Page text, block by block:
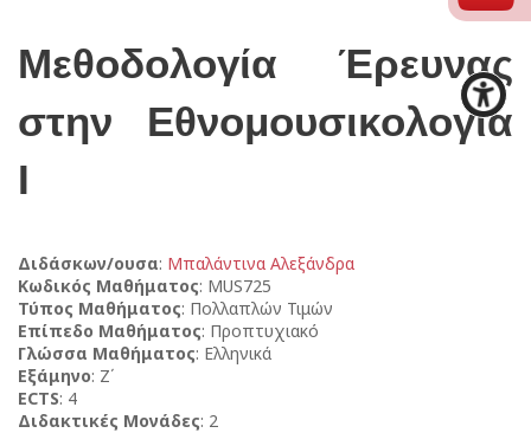
Μεθοδολογία Έρευνας
στην Εθνομουσικολογία
Ι
Διδάσκων/ουσα: Μπαλάντινα Αλεξάνδρα
Κωδικός Μαθήματος: MUS725
Τύπος Μαθήματος: Πολλαπλών Τιμών
Επίπεδο Μαθήματος: Προπτυχιακό
Γλώσσα Μαθήματος: Ελληνικά
Εξάμηνο: Ζ΄
ECTS: 4
Διδακτικές Μονάδες: 2